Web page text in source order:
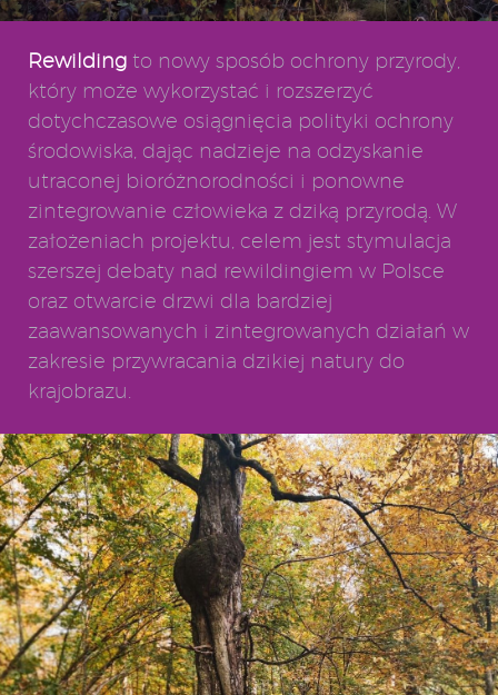
Rewilding to nowy sposób ochrony przyrody,
który może wykorzystać i rozszerzyć
dotychczasowe osiągnięcia polityki ochrony
środowiska, dając nadzieje na odzyskanie
utraconej bioróżnorodności i ponowne
zintegrowanie człowieka z dziką przyrodą. W
założeniach projektu, celem jest stymulacja
szerszej debaty nad rewildingiem w Polsce
oraz otwarcie drzwi dla bardziej
zaawansowanych i zintegrowanych działań w
zakresie przywracania dzikiej natury do
krajobrazu.